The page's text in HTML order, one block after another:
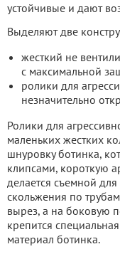
устойчивые и дают
Выделяют две
жесткий не
с максимальной
ролики для
незначительно
Ролики для
маленьких жестких
шнуровку ботинка,
клипсами, короткую
делается съемной
скольжения по
вырез, а на боковую
крепится
материал ботинка.